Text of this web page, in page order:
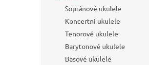
Sopránové ukulele
Koncertní ukulele
Tenorové ukulele
Barytonové ukulele
Basové ukulele